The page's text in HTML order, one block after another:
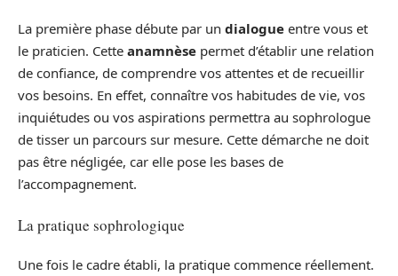
La première phase débute par un dialogue entre vous et
le praticien. Cette anamnèse permet d’établir une relation
de confiance, de comprendre vos attentes et de recueillir
vos besoins. En effet, connaître vos habitudes de vie, vos
inquiétudes ou vos aspirations permettra au sophrologue
de tisser un parcours sur mesure. Cette démarche ne doit
pas être négligée, car elle pose les bases de
l’accompagnement.
La pratique sophrologique
Une fois le cadre établi, la pratique commence réellement.